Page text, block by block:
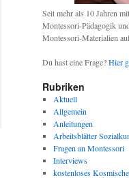
Seit mehr als 10 Jahren
Montessori-Pädagogik
Montessori-Materialien
Du hast eine Frage?Hier
Rubriken
Aktuell
Allgemein
Anleitungen
Arbeitsblätter
Fragen an Montessori
Interviews
kostenloses